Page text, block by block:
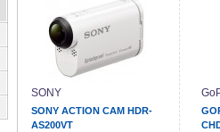
SONY
SONY ACTION CAM HDR-
AS200VT